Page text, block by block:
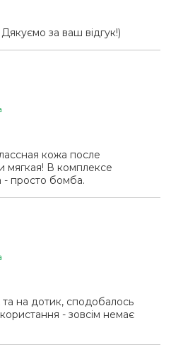
Дякуємо за ваш відгук!)
кожа после
мягкая! В комплексе
- просто бомба.
та на дотик, сподобалось
- зовсім немає